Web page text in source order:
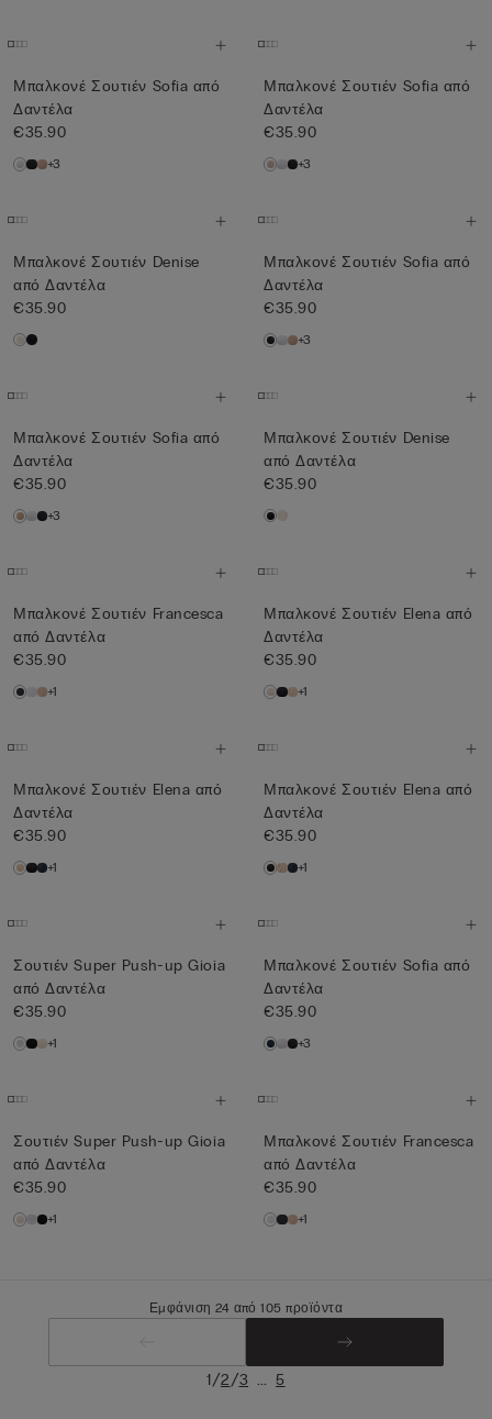
Μπαλκονέ Σουτιέν Sofia από
Δαντέλα
€35.90
+3
Μπαλκονέ Σουτιέν Sofia από
Δαντέλα
€35.90
+3
Μπαλκονέ Σουτιέν Denise
από Δαντέλα
€35.90
Μπαλκονέ Σουτιέν Sofia από
Δαντέλα
€35.90
+3
Μπαλκονέ Σουτιέν Sofia από
Δαντέλα
€35.90
+3
Μπαλκονέ Σουτιέν Denise
από Δαντέλα
€35.90
Μπαλκονέ Σουτιέν Francesca
από Δαντέλα
€35.90
+1
Μπαλκονέ Σουτιέν Elena από
Δαντέλα
€35.90
+1
Μπαλκονέ Σουτιέν Elena από
Δαντέλα
€35.90
+1
Μπαλκονέ Σουτιέν Elena από
Δαντέλα
€35.90
+1
Σουτιέν Super Push-up Gioia
από Δαντέλα
€35.90
+1
Μπαλκονέ Σουτιέν Sofia από
Δαντέλα
€35.90
+3
Σουτιέν Super Push-up Gioia
από Δαντέλα
€35.90
+1
Μπαλκονέ Σουτιέν Francesca
από Δαντέλα
€35.90
+1
Εμφάνιση 24 από 105 προϊόντα
1/2/3 ... 5